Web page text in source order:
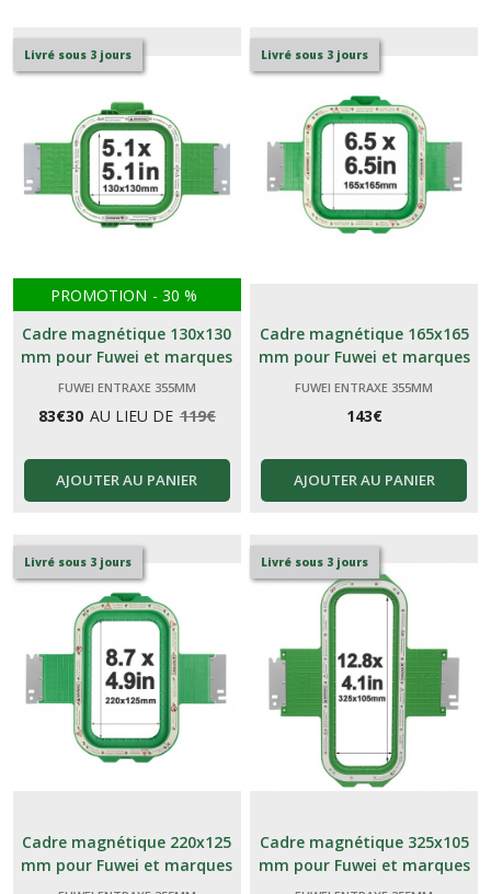
Livré sous 3 jours
PROMOTION - 30 %
Cadre magnétique 130x130
mm pour Fuwei et marques
génériques Chinoises
FUWEI ENTRAXE 355MM
83€30 AU LIEU DE 119€
AJOUTER AU PANIER
Livré sous 3 jours
Cadre magnétique 165x165
mm pour Fuwei et marques
génériques Chinoises
FUWEI ENTRAXE 355MM
143€
AJOUTER AU PANIER
Livré sous 3 jours
Cadre magnétique 220x125
mm pour Fuwei et marques
génériques Chinoises
Livré sous 3 jours
Cadre magnétique 325x105
mm pour Fuwei et marques
génériques Chinoises